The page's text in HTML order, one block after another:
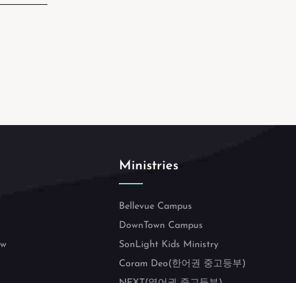
Ministries
Bellevue Campus
DownTown Campus
SonLight Kids Ministry
Coram Deo(한어권 중고등부)